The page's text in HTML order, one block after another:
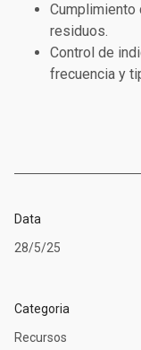
Cumplimiento
residuos.
Control de
frecuencia y
Data
28/5/25
Categoria
Recursos